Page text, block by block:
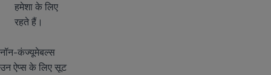
हमेशा के लिए
रहते हैं।
नॉन-कंज्यूमेबल्स
उन ऐप्स के लिए सूट